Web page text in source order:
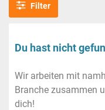
Filter
Du hast nicht
Wir arbeiten mit
Branche zusammen
dich!